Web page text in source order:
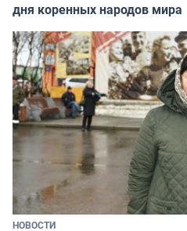
дня коренных народов мира
НОВОСТИ